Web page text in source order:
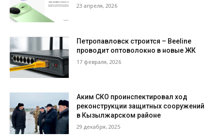
23 апреля, 2026
Петропавловск строится – Beeline
проводит оптоволокно в новые ЖК
17 февраля, 2026
Аким СКО проинспектировал ход
реконструкции защитных сооружений
в Кызылжарском районе
29 декабря, 2025